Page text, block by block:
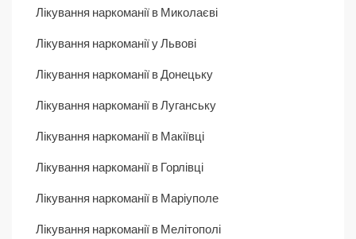
Лікування наркоманії в Миколаєві
Лікування наркоманії у Львові
Лікування наркоманії в Донецьку
Лікування наркоманії в Луганську
Лікування наркоманії в Макіївці
Лікування наркоманії в Горлівці
Лікування наркоманії в Маріуполе
Лікування наркоманії в Мелітополі